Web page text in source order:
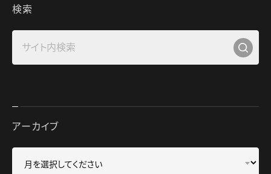
検索
アーカイブ